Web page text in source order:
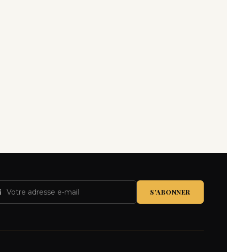
S'ABONNER